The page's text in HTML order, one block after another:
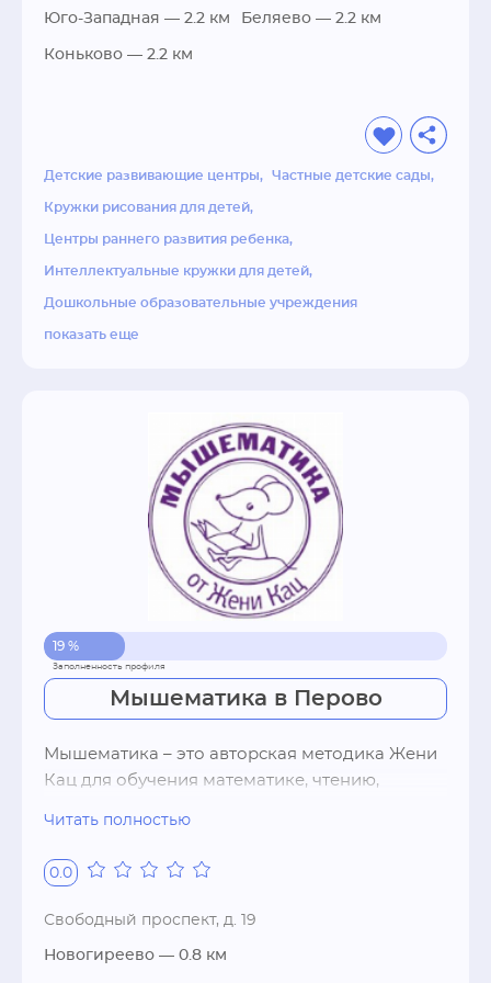
в которой детям будет наиболее комфортно и
но без потери качества. Показать, как можно
доверительные отношения с родителями.
Юго-Западная — 2.2 км Беляево — 2.2 км
Коньково — 2.2 км
Детские развивающие центры Частные детские сады
Кружки рисования для детей
Центры раннего развития ребенка
Интеллектуальные кружки для детей
Дошкольные образовательные учреждения
показать еще
19 %
Мышематика в Перово
Мышематика – это авторская методика Жени
Кац для обучения математике, чтению,
На наших занятиях мы помогаем ребёнку
сформировать прочные математические
представления, увлекая его необычными
играми и головоломками. У нас занятия не за
Читать полностью
0.0
Свободный проспект, д. 19
Новогиреево — 0.8 км